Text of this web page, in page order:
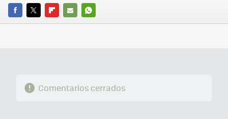
FACEBOOK
TWITTERFLIPBOARD
E-
WHATSAPP
Comentarios cerrados